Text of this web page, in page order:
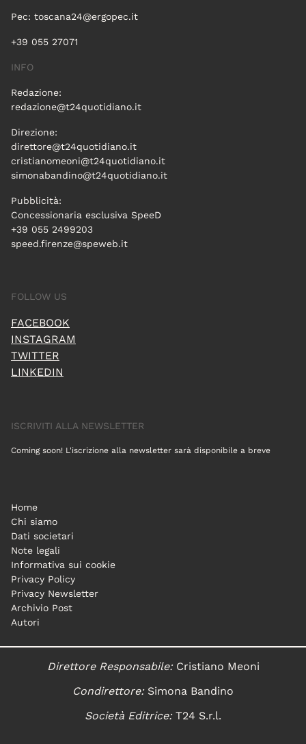
Pec: toscana24@ergopec.it
+39 055 27071
INFO
Redazione:
redazione@t24quotidiano.it
Direzione:
direttore@t24quotidiano.it
cristianomeoni@t24quotidiano.it
simonabandino@t24quotidiano.it
Pubblicità:
Concessionaria esclusiva SpeeD
+39 055 2499203
speed.firenze@speweb.it
FOLLOW US
FACEBOOK
INSTAGRAM
TWITTER
LINKEDIN
ISCRIVITI ALLA NEWSLETTER
Coming soon! L'iscrizione alla newsletter sarà disponibile a breve
Home
Chi siamo
Dati societari
Note legali
Informativa sui cookie
Privacy Policy
Privacy Newsletter
Archivio Post
Autori
Direttore Responsabile:Cristiano Meoni
Condirettore:Simona Bandino
Società Editrice:T24 S.r.l.